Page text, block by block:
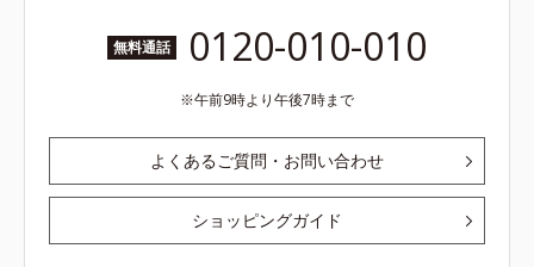
無料通話 0120-010-010
午前9時より午後7時まで
よくあるご質問・お問い合わせ
ショッピングガイド